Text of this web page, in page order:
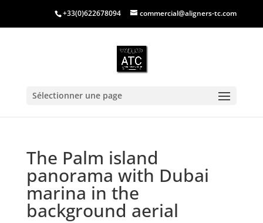
+33(0)622678094 commercial@aligners-tc.com
Sélectionner une page
The Palm island
panorama with Dubai
marina in the
background aerial